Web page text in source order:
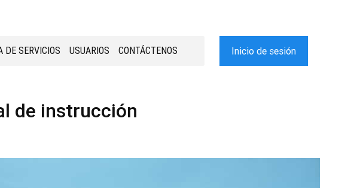
DE SERVICIOS USUARIOS CONTÁCTENOS Inicio de sesión
de instrucción